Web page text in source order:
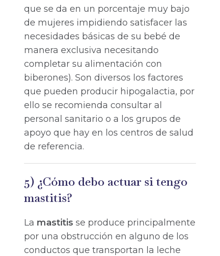
que se da en un porcentaje muy bajo
de mujeres impidiendo satisfacer las
necesidades básicas de su bebé de
manera exclusiva necesitando
completar su alimentación con
biberones). Son diversos los factores
que pueden producir hipogalactia, por
ello se recomienda consultar al
personal sanitario o a los grupos de
apoyo que hay en los centros de salud
de referencia.
5) ¿Cómo debo actuar si tengo
mastitis?
La mastitis se produce principalmente
por una obstrucción en alguno de los
conductos que transportan la leche